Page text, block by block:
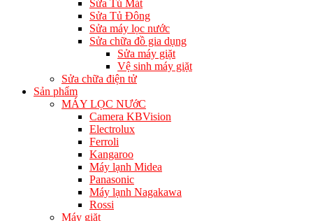
Sửa Tủ Mát
Sửa Tủ Đông
Sửa máy lọc nước
Sửa chữa đồ gia dụng
Sửa máy giặt
Vệ sinh máy giặt
Sửa chữa điện tử
Sản phẩm
MÁY LỌC NƯớC
Camera KBVision
Electrolux
Ferroli
Kangaroo
Máy lạnh Midea
Panasonic
Máy lạnh Nagakawa
Rossi
Máy giặt